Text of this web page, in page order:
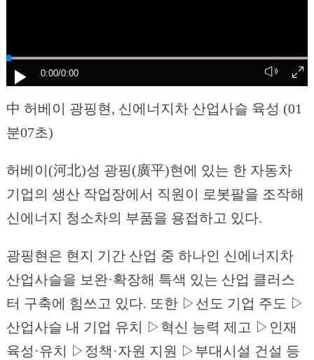
0:00/0:00
中 허베이 광핑현, 신에너지차 산업사슬 육성 (01
분07초)
허베이(河北)성 광핑(廣平)현에 있는 한 자동차
기업의 생산 작업장에서 직원이 로봇팔을 조작해
신에너지 청소차의 부품을 용접하고 있다.
광핑현은 현지 기간 산업 중 하나인 신에너지차
산업사슬을 보완·확장해 특색 있는 산업 클러스
터 구축에 힘쓰고 있다. 또한 ▷선도 기업 주도 ▷
산업사슬 내 기업 유치 ▷혁신 능력 제고 ▷인재
육성·유치 ▷정책·자원 지원 ▷부대시설 건설 등